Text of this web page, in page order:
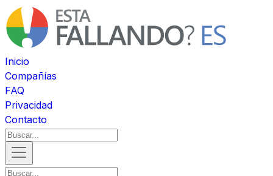
Inicio
Compañías
FAQ
Privacidad
Contacto